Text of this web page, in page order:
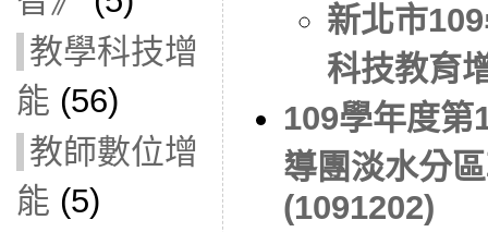
教學科技增
能 (56)
教師數位增
能 (5)
新北市
科技教育
109學年度第
導團淡水分
(1091202)